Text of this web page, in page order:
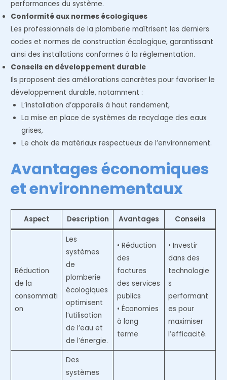
performances du système.
Conformité aux normes écologiques
Les professionnels de la plomberie maîtrisent les derniers
codes et normes de construction écologique, garantissant
ainsi des installations conformes à la réglementation.
Conseils en développement durable
Ils proposent des améliorations concrètes pour favoriser le
développement durable, notamment :
L’installation d’appareils à haut rendement,
La mise en place de systèmes de recyclage des eaux
grises,
Le choix de matériaux respectueux de l’environnement.
Avantages économiques
et environnementaux
Aspect Description Avantages Conseils
Réduction
de la
consommati
on
Les
systèmes
de
plomberie
écologiques
optimisent
l’utilisation
de l’eau et
de l’énergie.
• Réduction
des
factures
des services
publics
• Économies
à long
terme
• Investir
dans des
technologie
s
performant
es pour
maximiser
l’efficacité.
Des
systèmes